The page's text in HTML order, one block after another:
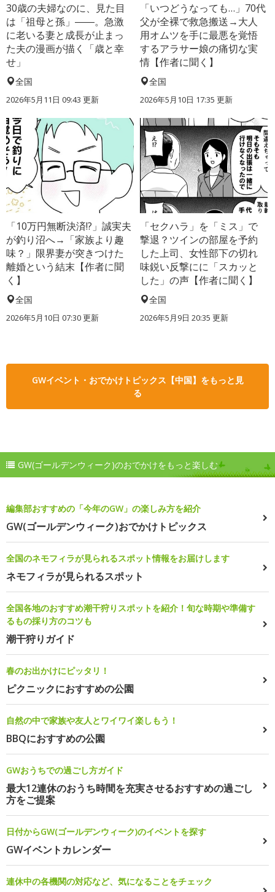
30歳の夫婦なのに、見た目
は「祖母と孫」――。急激
に老いる妻と成長が止まっ
た夫の漫画が描く「歳と幸
せ」
全国
2026年5月11日 09:43 更新
「いつどうなっても…」70代
父が全裸で救急搬送→大人
用オムツを手に最悪を覚悟
するアラサー娘の痛切な実
情【作者に聞く】
全国
2026年5月10日 17:35 更新
「10万円無断決済!?」誠実夫
が釣り沼へ→「家族より趣
味？」限界妻が突きつけた
離婚という結末【作者に聞
く】
全国
2026年5月10日 07:30 更新
「セクハラ」を「ミス」で
撃退？ツインの部屋を予約
した上司、女性部下の切れ
味鋭い反撃にに「スカッと
した」の声【作者に聞く】
全国
2026年5月9日 20:35 更新
GWイベント・おでかけトピックス【中国】をもっと見
る
GW(ゴールデンウィーク)のおでかけをもっと楽しむ
編集部おすすめの「今年のGW」の楽しみ方を紹介
GW(ゴールデンウィーク)おでかけトピックス
全国のネモフィラが見られるスポット情報をお届けします
ネモフィラが見られるスポット
全国各地のおすすめ潮干狩りスポットを紹介！旬な時期や準備す
るもの採り方のコツも
潮干狩りガイド
春のお出かけにピッタリ！
ピクニックにおすすめの公園
自然の中で家族や友人とワイワイ楽しもう！
BBQにおすすめの公園
GWおうちでの過ごし方ガイド
最大12連休のおうち時間を充実させるおすすめの過ごし
方をご提案
日付からGW(ゴールデンウィーク)のイベントを探す
GWイベントカレンダー
連休中の各機関の対応など、気になることをチェック